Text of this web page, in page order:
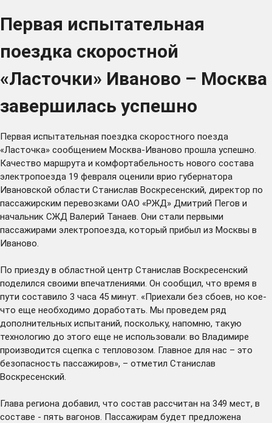
Первая испытательная
поездка скоростной
«Ласточки» Иваново – Москва
завершилась успешно
Первая испытательная поездка скоростного поезда
«Ласточка» сообщением Москва-Иваново прошла успешно.
Качество маршрута и комфортабельность нового состава
электропоезда 19 февраля оценили врио губернатора
Ивановской области Станислав Воскресенский, директор по
пассажирским перевозками ОАО «РЖД» Дмитрий Пегов и
начальник СЖД Валерий Танаев. Они стали первыми
пассажирами электропоезда, который прибыл из Москвы в
Иваново.
По приезду в областной центр Станислав Воскресенский
поделился своими впечатлениями. Он сообщил, что время в
пути составило 3 часа 45 минут. «Приехали без сбоев, но кое-
что еще необходимо доработать. Мы проведем ряд
дополнительных испытаний, поскольку, напомню, такую
технологию до этого еще не использовали: во Владимире
производится сцепка с тепловозом. Главное для нас – это
безопасность пассажиров», – отметил Станислав
Воскресенский.
Глава региона добавил, что состав рассчитан на 349 мест, в
составе - пять вагонов. Пассажирам будет предложена